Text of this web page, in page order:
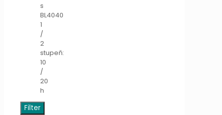
s
BL4040
1
/
2
stupeň:
10
/
20
h
Filter